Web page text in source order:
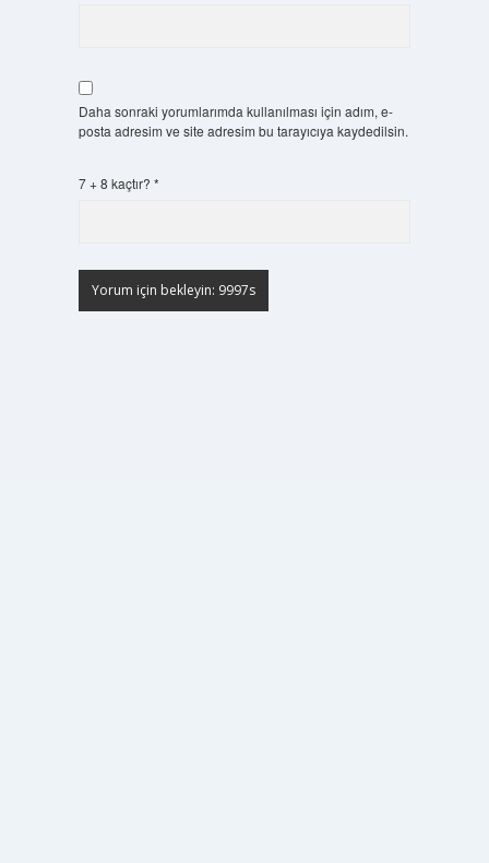
Daha sonraki yorumlarımda kullanılması için adım, e-
posta adresim ve site adresim bu tarayıcıya kaydedilsin.
7 + 8 kaçtır? *